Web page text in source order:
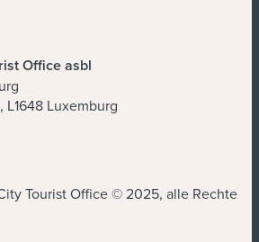
Office asbl
Luxemburg
Tourist Office © 2025, alle Rechte